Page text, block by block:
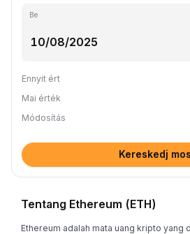
Be
Ennyit ért
Mai érték
Módosítás
Kereskedj
Tentang Ethereum (ETH)
Ethereum adalah mata uang kripto yang